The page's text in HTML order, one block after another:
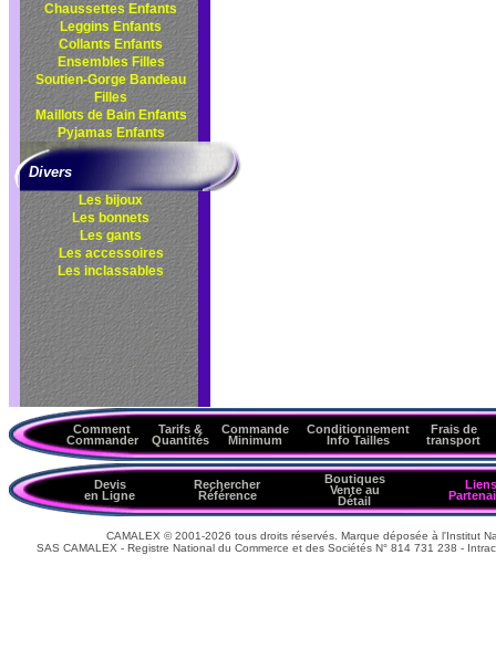
Chaussettes Enfants
Leggins Enfants
Collants Enfants
Ensembles Filles
Soutien-Gorge Bandeau
Filles
Maillots de Bain Enfants
Pyjamas Enfants
Divers
Les bijoux
Les bonnets
Les gants
Les accessoires
Les inclassables
Comment
Commander
Tarifs &
Quantités
Commande
Minimum
Conditionnement
Info Tailles
Frais de
transport
Devis
en Ligne
Rechercher
Référence
Boutiques
Vente au
Détail
Liens
CAMALEX © 2001-2026 tous droits réservés. Marque déposée à l'Institut
SAS CAMALEX - Registre National du Commerce et des Sociétés N° 814 731 238 -